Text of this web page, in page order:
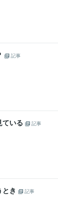
記事
ている
記事
き
記事